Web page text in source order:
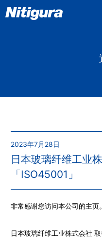
2023年7月28日
日本玻璃纤维工业
「ISO45001」
非常感谢您访问本公司的主页。
日本玻璃纤维工业株式会社